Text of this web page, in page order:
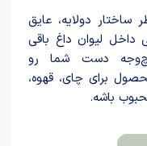
ساختار دو‌لایه، عایق
داخل لیوان داغ باقی
دست شما رو
برای چای، قهوه،
باشه.